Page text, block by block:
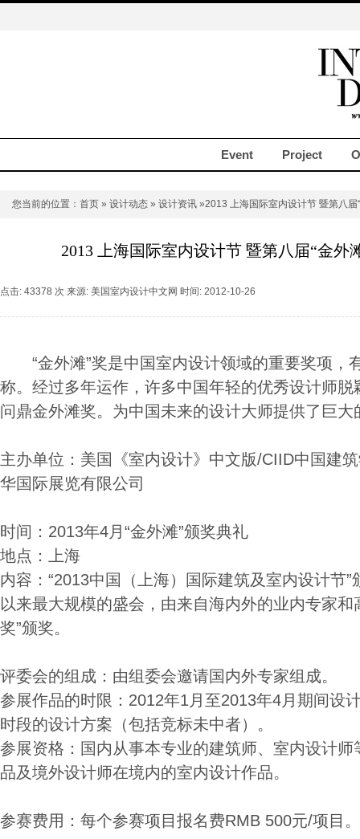
Event Project
您当前的位置： 首页 » 设计动态 » 设计资讯 »2013 上海国际室内设计节 暨第八届
2013 上海国际室内设计节 暨第八届“金外
点击: 43378 次 来源: 美国室内设计中文网 时间: 2012-10-26
“金外滩”奖是中国室内设计领域的重要奖项，
称。经过多年运作，许多中国年轻的优秀设计师
问鼎金外滩奖。为中国未来的设计大师提供了巨大
主办单位：美国《室内设计》中文版/CIID中国建
华国际展览有限公司
时间：2013年4月“金外滩”颁奖典礼
地点：上海
内容：“2013中国（上海）国际建筑及室内设计节
以来最大规模的盛会，由来自海内外的业内专家和
奖”颁奖。
评委会的组成：由组委会邀请国内外专家组成。
参展作品的时限：2012年1月至2013年4月期间设
时段的设计方案（包括竞标未中者）。
参展资格：国内从事本专业的建筑师、室内设计
品及境外设计师在境内的室内设计作品。
参赛费用：每个参赛项目报名费RMB 500元/项目。